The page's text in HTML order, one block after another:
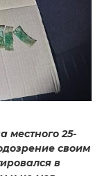
местного 25-
своим
в